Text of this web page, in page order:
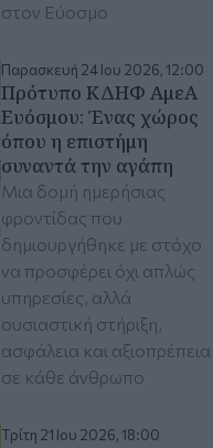
στον Εύοσμο
Παρασκευή 24 Ιου 2026, 12:00
Πρότυπο ΚΔΗΦ ΑμεΑ
Ευόσμου: Ένας χώρος
όπου η επιστήμη
συναντά την αγάπη
Μια δομή ημερήσιας
φροντίδας που
δημιουργήθηκε με στόχο
να προσφέρει όχι απλώς
υπηρεσίες, αλλά
ουσιαστική στήριξη,
ασφάλεια και αξιοπρέπεια
σε κάθε άνθρωπο
Τρίτη 21 Ιου 2026, 18:00